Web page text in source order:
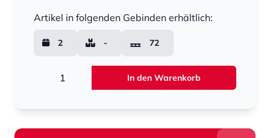
Artikel in folgenden Gebinden erhältlich:
2 - 72
In den Warenkorb